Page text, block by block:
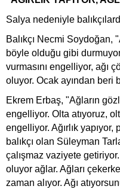
Salya nedeniyle
Balıkçı Necmi Soydoğan,
böyle olduğu gibi
vurmasını engelliyor, ağı
oluyor. Ocak ayından beri
Ekrem Erbaş, "Ağların
engelliyor. Olta atıyoruz,
engelliyor. Ağırlık
balıkçı olan Süleyman
çalışmaz vaziyete
oluyor ağlar. Ağları
zaman alıyor. Ağı